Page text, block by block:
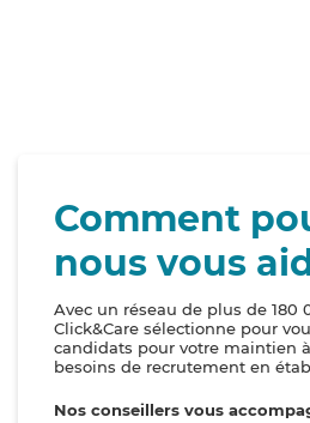
Comment
nous vous
Avec un réseau de plus de 180
Click&Care sélectionne pour
candidats pour votre maintien
besoins de recrutement en
Nos conseillers vous